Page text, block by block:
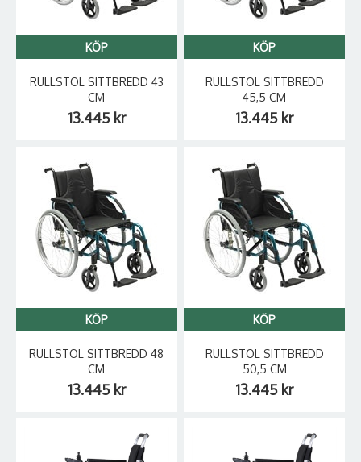
KÖP
RULLSTOL SITTBREDD 43
CM
13.445 kr
KÖP
RULLSTOL SITTBREDD
45,5 CM
13.445 kr
KÖP
RULLSTOL SITTBREDD 48
CM
13.445 kr
KÖP
RULLSTOL SITTBREDD
50,5 CM
13.445 kr